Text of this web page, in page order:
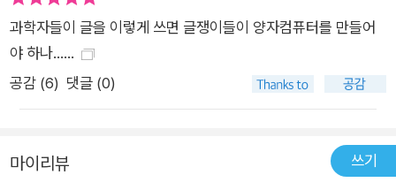
에 대한 단편적 포착일지도 모른다. 그러나 중요한 것은 엉뚱한
취향과 평범한 희망, 잠깐의 절망과 세상살이의 고단함이 담겨 있
는 이들의 나날이 우리의 그것과 크게 다르지 않다는 사실이다.
일상에서 우주까지: 잘게 쪼개고 멀리 바라보며 함께 넓어지는 과
학적 사유 “오늘날의 우리와 그 존재를 가능케 한 모든 것이 과학
리 사이엔 명백하게 다른 점도 있다. 생활감이 묻어나는 글들을
과학자들이 글을 이렇게 쓰면 글쟁이들이 양자컴퓨터를 만들어
야 하나......
공감 (6) 댓글 (0)
마이리뷰 쓰기